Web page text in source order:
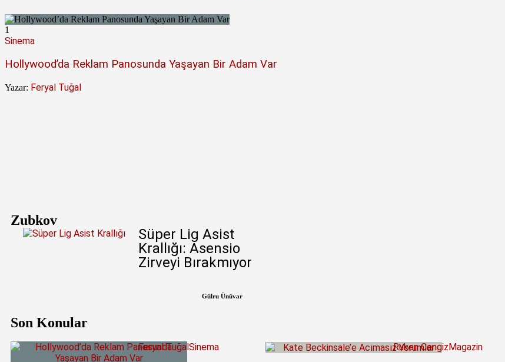
1
Sinema
Hollywood’da Reklam Panosunda Yaşayan Bir Adam Var
Yazar: Feryal Tuğal
Zubkov
Süper Lig Asist
Krallığı: Asensio
Zirveyi Bırakmıyor
Gülru Ünüvar
Son Konular
Feryal TuğalSinema Ruken CengizMagazin